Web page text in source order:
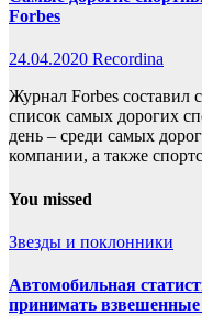
Forbes
24.04.2020 Recordina
Журнал Forbes составил
список самых дорогих
день – среди самых
компании, а также
You missed
Звезды и поклонники
Автомобильная
принимать